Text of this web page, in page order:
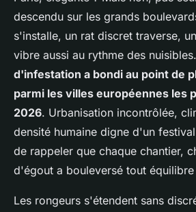
descendu sur les grands
s'installe, un rat discret traverse,
vibre aussi au rythme des nuisibles.
d'infestation a bondi au point de
parmi les villes européennes les
2026. Urbanisation incontrôlée,
densité humaine digne d'un
de rappeler que chaque chantier,
d'égout a bouleversé tout
Les rongeurs s'étendent sans